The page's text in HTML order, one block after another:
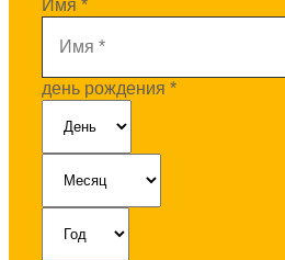
Имя *
день рождения *